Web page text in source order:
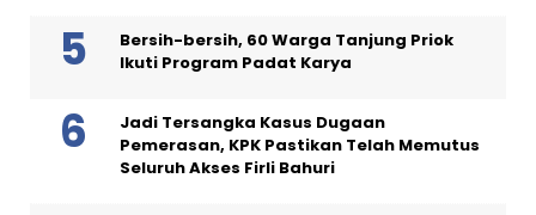
Bersih-bersih, 60 Warga Tanjung Priok
Ikuti Program Padat Karya
Jadi Tersangka Kasus Dugaan
Pemerasan, KPK Pastikan Telah Memutus
Seluruh Akses Firli Bahuri